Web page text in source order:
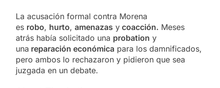
La acusación formal contra Morena
es robo, hurto, amenazas y coacción. Meses
atrás había solicitado una probation y
una reparación económica para los damnificados,
pero ambos lo rechazaron y pidieron que sea
juzgada en un debate.